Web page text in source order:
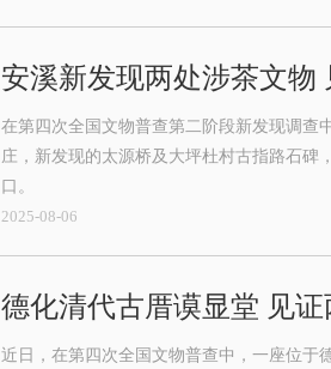
安溪新发现两处涉茶文物
在第四次全国文物普查第二阶段新发现调查
庄，新发现的太源桥及大坪杜村古指路石碑
口。
2025-08-06
德化清代古厝谟显堂 见
近日，在第四次全国文物普查中，一座位